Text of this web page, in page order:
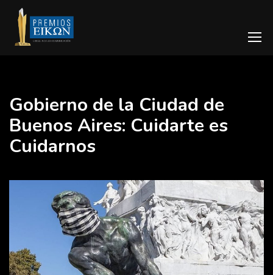
Gobierno de la Ciudad de
Buenos Aires: Cuidarte es
Cuidarnos